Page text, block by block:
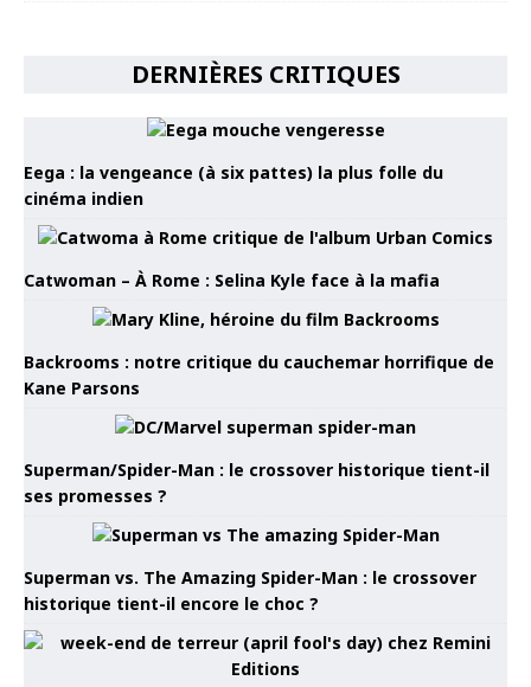
DERNIÈRES CRITIQUES
Eega : la vengeance (à six pattes) la plus folle du
cinéma indien
Catwoman – À Rome : Selina Kyle face à la mafia
Backrooms : notre critique du cauchemar horrifique de
Kane Parsons
Superman/Spider-Man : le crossover historique tient-il
ses promesses ?
Superman vs. The Amazing Spider-Man : le crossover
historique tient-il encore le choc ?